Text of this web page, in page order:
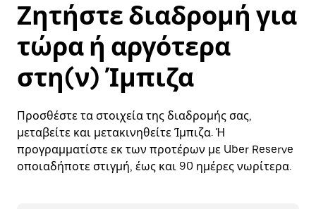
Ζητήστε διαδρομή για
τώρα ή αργότερα
στη(ν) Ίμπιζα
Προσθέστε τα στοιχεία της διαδρομής σας,
μεταβείτε και μετακινηθείτε Ίμπιζα. Ή
προγραμματίστε εκ των προτέρων με Uber Reserve
οποιαδήποτε στιγμή, έως και 90 ημέρες νωρίτερα.